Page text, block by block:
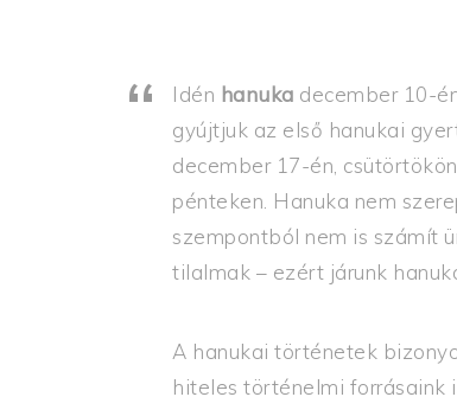
Idén hanuka december 10-
gyújtjuk az első hanukai
december 17-én,
pénteken. Hanuka nem
szempontból nem is számít
tilalmak – ezért járunk
A hanukai történetek
hiteles történelmi forrásaink